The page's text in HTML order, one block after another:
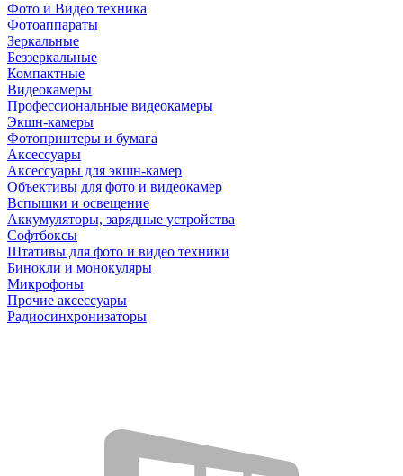
Фото и Видео техника
Фотоаппараты
Зеркальные
Беззеркальные
Компактные
Видеокамеры
Профессиональные видеокамеры
Экшн-камеры
Фотопринтеры и бумага
Аксессуары
Аксессуары для экшн-камер
Объективы для фото и видеокамер
Вспышки и освещение
Аккумуляторы, зарядные устройства
Софтбоксы
Штативы для фото и видео техники
Бинокли и монокуляры
Микрофоны
Прочие аксессуары
Радиосинхронизаторы